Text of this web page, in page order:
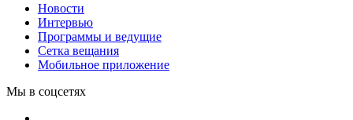
Новости
Интервью
Программы и ведущие
Сетка вещания
Мобильное приложение
Мы в соцсетях